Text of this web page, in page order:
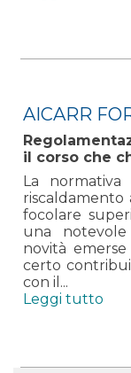
AICARR
il corso che
La
riscaldamento
focolare
una
novità
certo
con il...
Leggi tutto